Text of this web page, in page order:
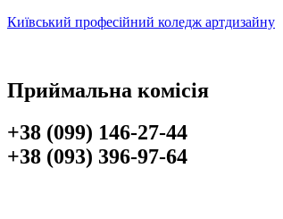
Київський професійний коледж артдизайну
Приймальна комісія
+38 (099) 146-27-44
+38 (093) 396-97-64